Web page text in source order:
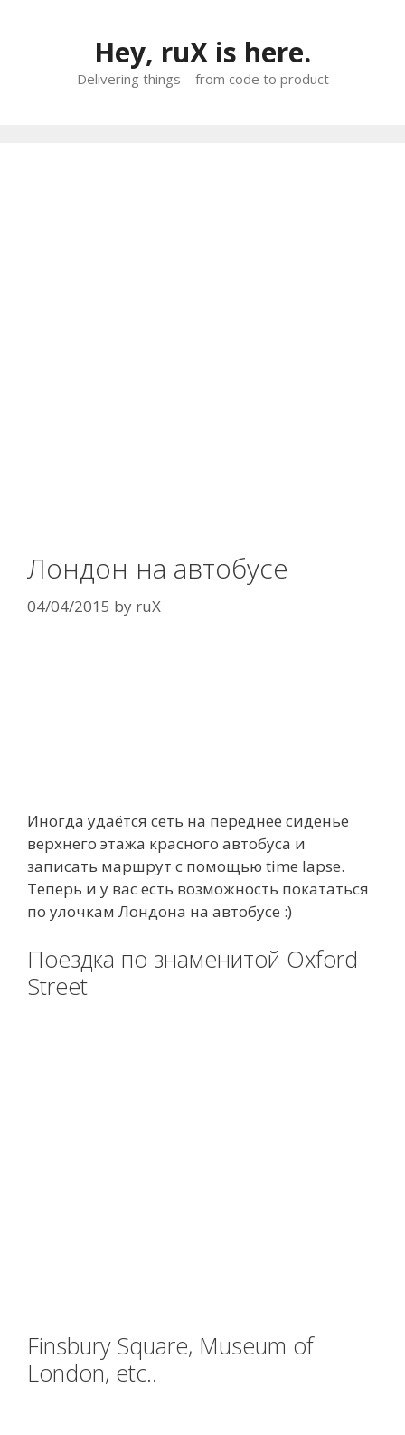
Hey, ruX is here.
Delivering things – from code to product
Лондон на автобусе
04/04/2015 by ruX
Иногда удаётся сеть на переднее сиденье
верхнего этажа красного автобуса и
записать маршрут с помощью time lapse.
Теперь и у вас есть возможность покататься
по улочкам Лондона на автобусе :)
Поездка по знаменитой Oxford
Street
Finsbury Square, Museum of
London, etc..